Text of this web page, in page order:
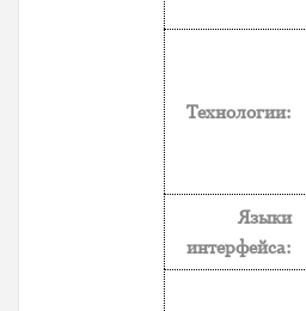
Технологии:
Языки
интерфейса: